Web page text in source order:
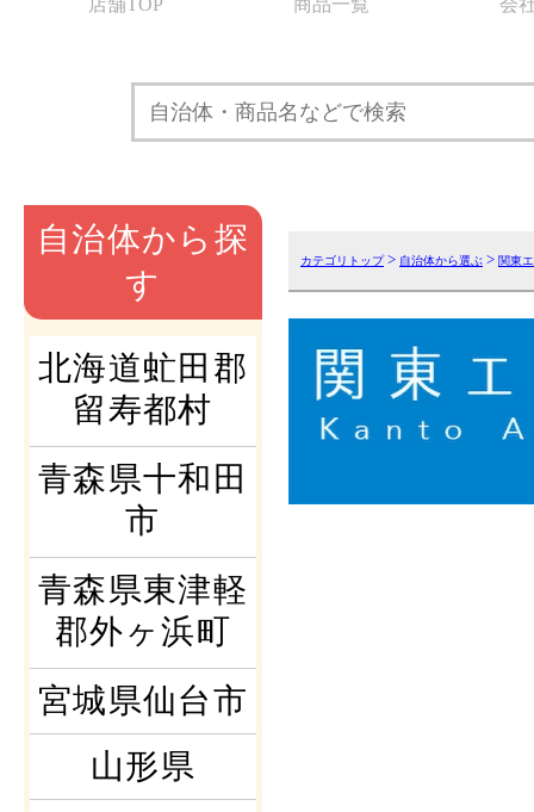
店舗TOP 商品一覧 会
自治体から探
す
北海道虻田郡
留寿都村
青森県十和田
市
青森県東津軽
郡外ヶ浜町
宮城県仙台市
山形県
カテゴリトップ> 自治体から選ぶ > 関東